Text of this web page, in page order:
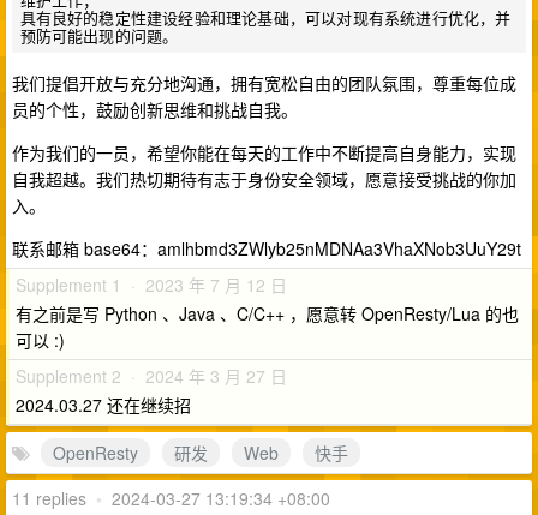
具有良好的稳定性建设经验和理论基础，可以对现有系统进行优化，并
我们提倡开放与充分地沟通，拥有宽松自由的团队氛围，尊重每位成
员的个性，鼓励创新思维和挑战自我。
作为我们的一员，希望你能在每天的工作中不断提高自身能力，实现
自我超越。我们热切期待有志于身份安全领域，愿意接受挑战的你加
入。
联系邮箱 base64：amlhbmd3ZWlyb25nMDNAa3VhaXNob3UuY29t
Supplement 1 · 2023 年 7 月 12 日
有之前是写 Python 、Java 、C/C++ ，愿意转 OpenResty/Lua 的也
可以 :)
Supplement 2 · 2024 年 3 月 27 日
2024.03.27 还在继续招
OpenResty
研发 Web
快手
11 replies • 2024-03-27 13:19:34 +08:00